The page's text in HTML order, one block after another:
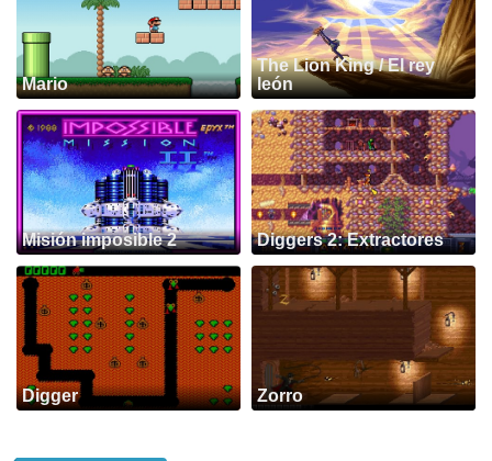
Mario
The Lion King / El rey
león
Misión imposible 2 Diggers 2: Extractores
Digger Zorro